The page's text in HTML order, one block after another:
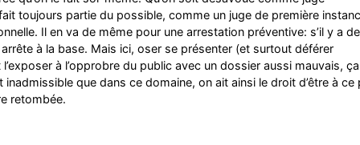
toujours partie du possible, comme un juge de première
Il en va de même pour une arrestation préventive: s’il y a
à la base. Mais ici, oser se présenter (et surtout déférer
à l’opprobre du public avec un dossier aussi mauvais, ça
que dans ce domaine, on ait ainsi le droit d’être à ce
retombée.